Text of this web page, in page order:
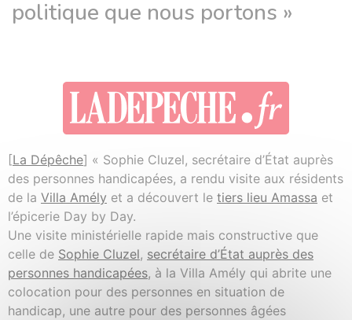
politique que nous portons »
[La Dépêche] « Sophie Cluzel, secrétaire d’État auprès
des personnes handicapées, a rendu visite aux résidents
de la Villa Amély et a découvert le tiers lieu Amassa et
l’épicerie Day by Day.
Une visite ministérielle rapide mais constructive que
celle de Sophie Cluzel, secrétaire d’État auprès des
personnes handicapées, à la Villa Amély qui abrite une
colocation pour des personnes en situation de
handicap, une autre pour des personnes âgées